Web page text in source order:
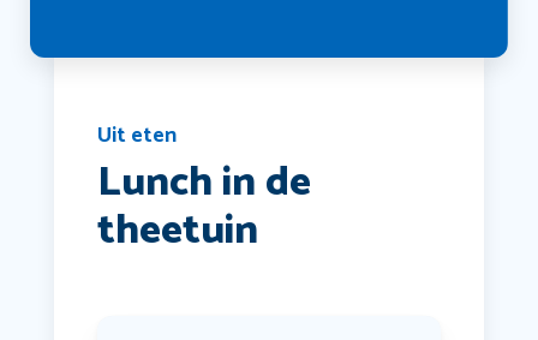
Uit eten
Lunch in de
theetuin